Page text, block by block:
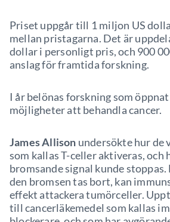
Priset uppgår till 1 miljon US
mellan pristagarna. Det är
dollar i personligt pris, och 900
anslag för framtida forskning.
I år belönas forskning som
möjligheter att behandla cancer.
James Allison undersökte hur de
som kallas T-celler aktiveras, och
bromsande signal kunde
den bromsen tas bort, kan
effekt attackera tumörceller.
till cancerläkemedel som kallas